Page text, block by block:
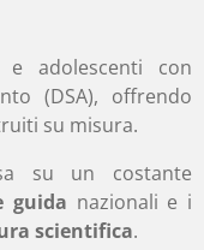
adolescenti con
(DSA), offrendo
su misura.
su un costante
guida nazionali e i
scientifica.